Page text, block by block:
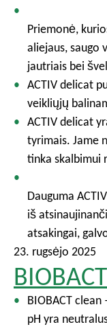
Priemonė,
aliejaus, saugo
jautriais bei
ACTIV delicat
veikliųjų
ACTIV delicat
tyrimais. Jame
tinka skalbimui
Dauguma
iš
atsakingai,
23. rugsėjo 2025
BIOBACT
pH yra